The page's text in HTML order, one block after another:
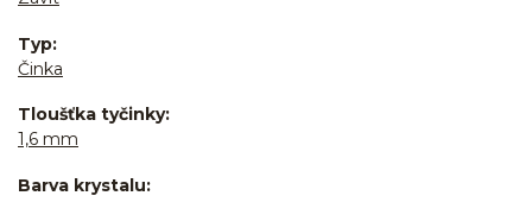
Typ
Činka
Tloušťka tyčinky
1,6 mm
Barva krystalu